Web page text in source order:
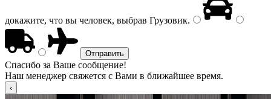
докажите, что вы человек, выбрав Грузовик.
Спасибо за Ваше сообщение!
Наш менеджер свяжется с Вами в ближайшее время.